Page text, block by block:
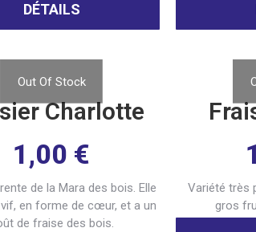
DÉTAILS
Out Of Stock
Charlotte
1,00 €
de la Mara des bois. Elle
en forme de cœur, et a un
de fraise des bois.
Variété très
gros